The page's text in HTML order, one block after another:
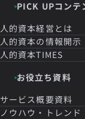
PICK UPコンテ
人的資本経営とは
人的資本の情報開示
人的資本TIMES
お役立ち資料
サービス概要資料
ノウハウ・トレンド